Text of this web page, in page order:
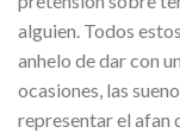
alguien. Todos
anhelo de dar con
ocasiones, las
representar el afan